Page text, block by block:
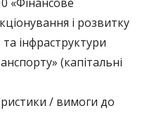
і розвитку
інфраструктури
(капітальні
/ вимоги до